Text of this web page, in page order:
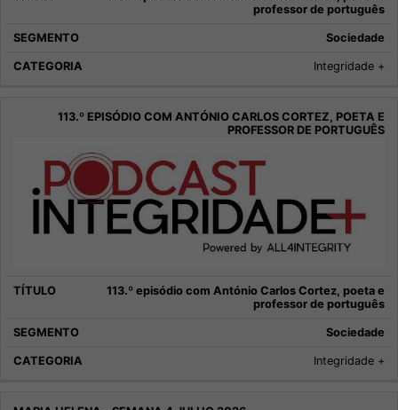
professor de português
Sociedade
Integridade +
113.º episódio com António Carlos Cortez, poeta e
professor de português
Sociedade
Integridade +